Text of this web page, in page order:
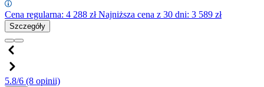
Cena regularna: 4 288 złNajniższa cena z 30 dni: 3 589 zł
Szczegóły
5.8/6 (8 opinii)